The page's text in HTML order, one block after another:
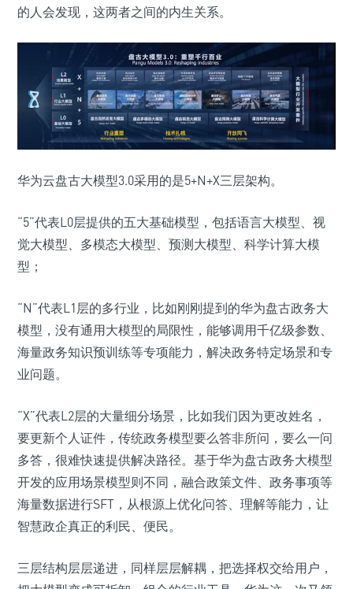
的人会发现，这两者之间的内生关系。
华为云盘古大模型3.0采用的是5+N+X三层架构。
“5”代表L0层提供的五大基础模型，包括语言大模型、视
觉大模型、多模态大模型、预测大模型、科学计算大模
型；
“N”代表L1层的多行业，比如刚刚提到的华为盘古政务大
模型，没有通用大模型的局限性，能够调用千亿级参数、
海量政务知识预训练等专项能力，解决政务特定场景和专
业问题。
“X”代表L2层的大量细分场景，比如我们因为更改姓名，
要更新个人证件，传统政务模型要么答非所问，要么一问
多答，很难快速提供解决路径。基于华为盘古政务大模型
开发的应用场景模型则不同，融合政策文件、政务事项等
海量数据进行SFT，从根源上优化问答、理解等能力，让
智慧政企真正的利民、便民。
三层结构层层递进，同样层层解耦，把选择权交给用户，